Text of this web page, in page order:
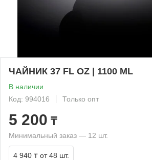
ЧАЙНИК 37 FL OZ | 1100 ML
В наличии
Код: 994016
Только опт
5 200 ₸
Минимальный заказ — 12 шт.
4 940 ₸ от 48 шт.